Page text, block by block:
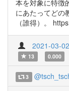
本を対象に特徴
にあたってどの
（誰得）。
2021-03-
13
0.000
3